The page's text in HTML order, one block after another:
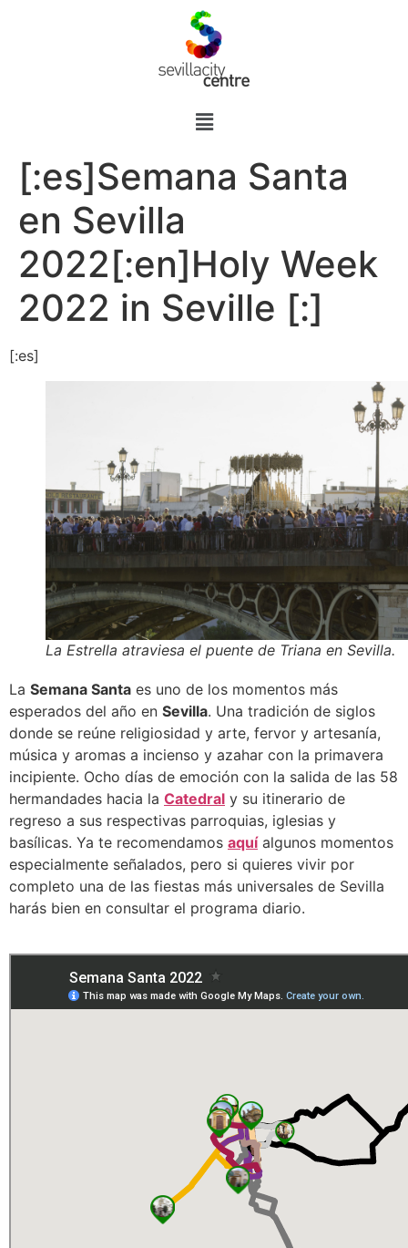
[:es]Semana Santa
en Sevilla
2022[:en]Holy Week
2022 in Seville [:]
[:es]
La Estrella atraviesa el puente de Triana en Sevilla.
La Semana Santa es uno de los momentos más
esperados del año en Sevilla. Una tradición de siglos
donde se reúne religiosidad y arte, fervor y artesanía,
música y aromas a incienso y azahar con la primavera
incipiente. Ocho días de emoción con la salida de las 58
hermandades hacia la Catedral y su itinerario de
regreso a sus respectivas parroquias, iglesias y
basílicas. Ya te recomendamos aquíalgunos momentos
especialmente señalados, pero si quieres vivir por
completo una de las fiestas más universales de Sevilla
harás bien en consultar el programa diario.